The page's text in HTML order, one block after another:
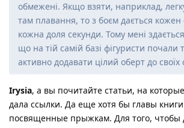
обмежені. Якщо взяти, наприклад,
там плавання, то з боєм дається кожен
кожна доля секунди. Тому мені
що на тій самій базі фігуристи почали
активно додавати цілий оберт до своїх
Irysia, а вы почитайте статьи, на
дала ссылки. Да еще хотя бы главы
посвященные прыжкам. Для того, чтобы